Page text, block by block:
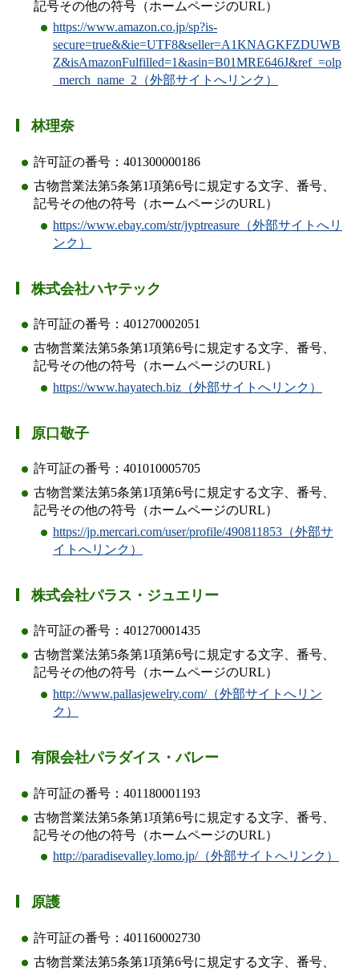
記号その他の符号（ホームページのURL）
https://www.amazon.co.jp/sp?is-
secure=true&&ie=UTF8&seller=A1KNAGKFZDUWB
Z&isAmazonFulfilled=1&asin=B01MRE646J&ref_=olp
_merch_name_2（外部サイトへリンク）
林理奈
許可証の番号：401300000186
古物営業法第5条第1項第6号に規定する文字、番号、
記号その他の符号（ホームページのURL）
https://www.ebay.com/str/jyptreasure（外部サイトへリ
ンク）
株式会社ハヤテック
許可証の番号：401270002051
古物営業法第5条第1項第6号に規定する文字、番号、
記号その他の符号（ホームページのURL）
https://www.hayatech.biz（外部サイトへリンク）
原口敬子
許可証の番号：401010005705
古物営業法第5条第1項第6号に規定する文字、番号、
記号その他の符号（ホームページのURL）
https://jp.mercari.com/user/profile/490811853（外部サ
イトへリンク）
株式会社パラス・ジュエリー
許可証の番号：401270001435
古物営業法第5条第1項第6号に規定する文字、番号、
記号その他の符号（ホームページのURL）
http://www.pallasjewelry.com/（外部サイトへリン
ク）
有限会社パラダイス・バレー
許可証の番号：401180001193
古物営業法第5条第1項第6号に規定する文字、番号、
記号その他の符号（ホームページのURL）
http://paradisevalley.lomo.jp/（外部サイトへリンク）
原護
許可証の番号：401160002730
古物営業法第5条第1項第6号に規定する文字、番号、